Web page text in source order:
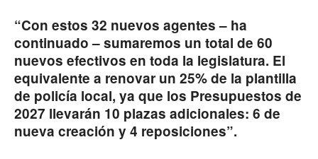
“Con estos 32 nuevos agentes – ha
continuado – sumaremos un total de 60
nuevos efectivos en toda la legislatura. El
equivalente a renovar un 25% de la plantilla
de policía local, ya que los Presupuestos de
2027 llevarán 10 plazas adicionales: 6 de
nueva creación y 4 reposiciones”.